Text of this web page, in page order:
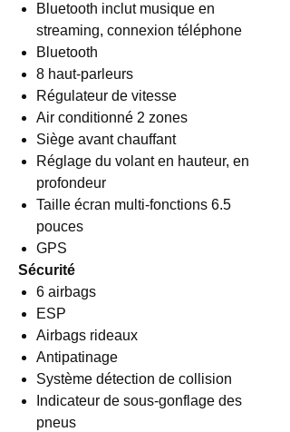
Bluetooth inclut musique en
streaming, connexion téléphone
Bluetooth
8 haut-parleurs
Régulateur de vitesse
Air conditionné 2 zones
Siège avant chauffant
Réglage du volant en hauteur, en
profondeur
Taille écran multi-fonctions 6.5
pouces
GPS
Sécurité
6 airbags
ESP
Airbags rideaux
Antipatinage
Système détection de collision
Indicateur de sous-gonflage des
pneus